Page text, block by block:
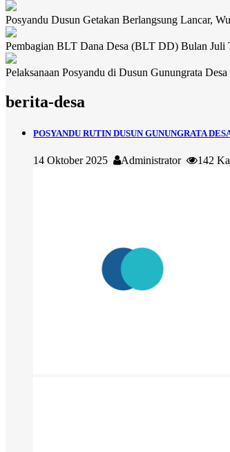
Posyandu Dusun Getakan Berlangsung Lancar,
Pembagian BLT Dana Desa (BLT DD) Bulan Juli
Pelaksanaan Posyandu di Dusun Gunungrata Desa
berita-desa
POSYANDU RUTIN DUSUN GUNUNGRATA
14 Oktober 2025 Administrator 142